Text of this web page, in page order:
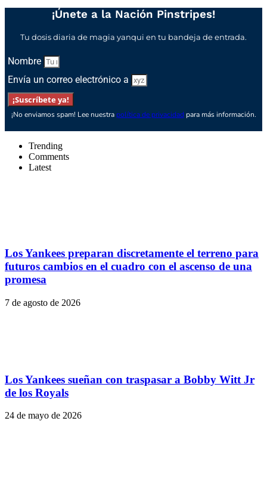
¡Únete a la Nación Pinstripes!
Tu dosis diaria de magia yanqui en tu bandeja de entrada.
Nombre
Envía un correo electrónico a
¡Suscríbete ya!
¡No enviamos spam! Lee nuestra política de privacidad para más información.
Trending
Comments
Latest
Los Yankees preparan discretamente el terreno para
futuros cambios en el cuadro con el ascenso de una
promesa
7 de agosto de 2026
Los Yankees sueñan con traspasar a Bobby Witt Jr
de los Royals
24 de mayo de 2026